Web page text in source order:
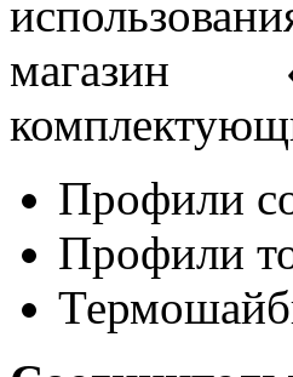
магазин
Профили
Профили